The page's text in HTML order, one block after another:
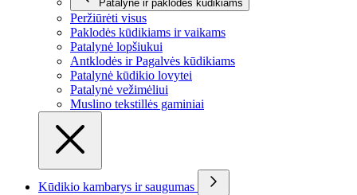
Patalynė ir paklodės kūdikiams
Peržiūrėti visus
Paklodės kūdikiams ir vaikams
Patalynė lopšiukui
Antklodės ir Pagalvės kūdikiams
Patalynė kūdikio lovytei
Patalynė vežimėliui
Muslino tekstillės gaminiai
Kūdikio kambarys ir saugumas